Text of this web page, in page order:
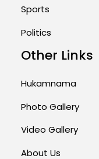
Sports
Politics
Other Links
Hukamnama
Photo Gallery
Video Gallery
About Us